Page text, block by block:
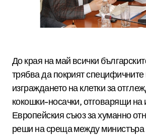
До края на май всички
трябва да покрият специфичните
изграждането на клетки за
кокошки-носачки, отговарящи на
Европейския съюз за хуманно
реши на среща между министъра